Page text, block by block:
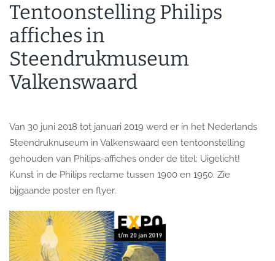
Tentoonstelling Philips
affiches in
Steendrukmuseum
Valkenswaard
Van 30 juni 2018 tot januari 2019 werd er in het Nederlands
Steendruknuseum in Valkenswaard een tentoonstelling
gehouden van Philips-affiches onder de titel: Uigelicht!
Kunst in de Philips reclame tussen 1900 en 1950. Zie
bijgaande poster en flyer.